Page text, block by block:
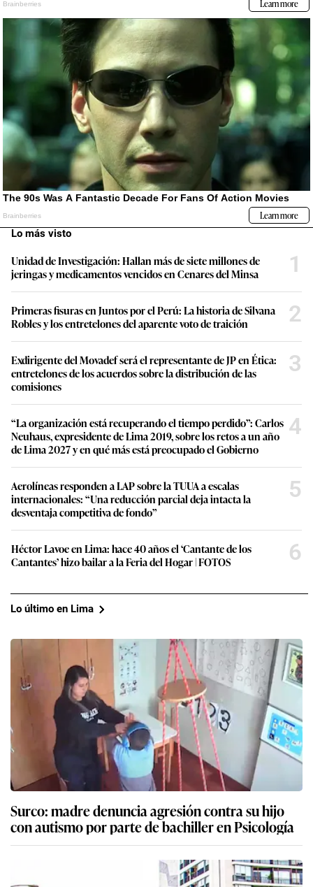
Lo más visto
Unidad de Investigación: Hallan más de siete millones de
jeringas y medicamentos vencidos en Cenares del Minsa
1
Primeras fisuras en Juntos por el Perú: La historia de Silvana
Robles y los entretelones del aparente voto de traición
2
Exdirigente del Movadef será el representante de JP en Ética:
entretelones de los acuerdos sobre la distribución de las
comisiones
3
“La organización está recuperando el tiempo perdido”: Carlos
Neuhaus, expresidente de Lima 2019, sobre los retos a un año
de Lima 2027 y en qué más está preocupado el Gobierno
4
Aerolíneas responden a LAP sobre la TUUA a escalas
internacionales: “Una reducción parcial deja intacta la
desventaja competitiva de fondo”
5
Héctor Lavoe en Lima: hace 40 años el ‘Cantante de los
Cantantes’ hizo bailar a la Feria del Hogar | FOTOS
6
Lo último en Lima
Surco: madre denuncia agresión contra su hijo
con autismo por parte de bachiller en Psicología